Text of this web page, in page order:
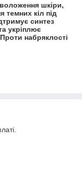
шкіри,
темних кіл під
синтез
укріплює
набряклості